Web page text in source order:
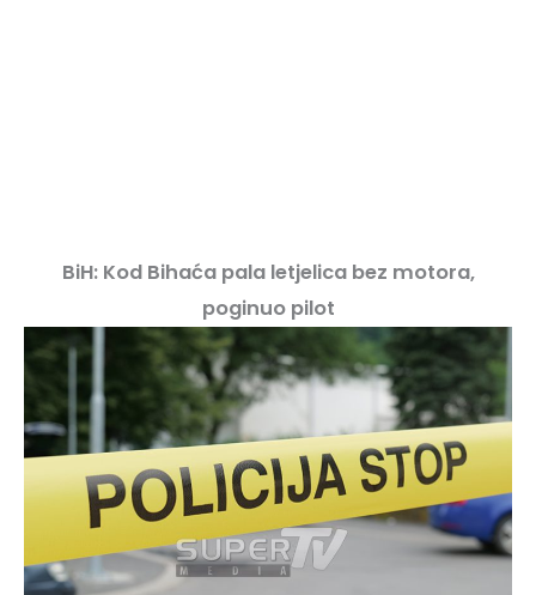
BiH: Kod Bihaća pala letjelica bez motora,
poginuo pilot